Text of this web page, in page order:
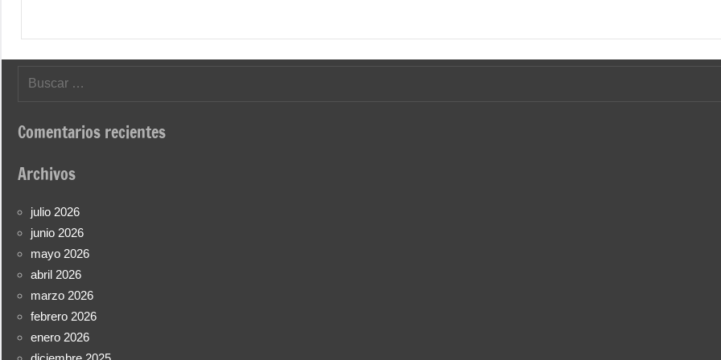
Buscar:
Comentarios recientes
Archivos
julio 2026
junio 2026
mayo 2026
abril 2026
marzo 2026
febrero 2026
enero 2026